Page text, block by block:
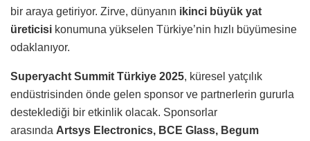
bir araya getiriyor. Zirve, dünyanın ikinci büyük yat
üreticisi konumuna yükselen Türkiye’nin hızlı büyümesine
odaklanıyor.
Superyacht Summit Türkiye 2025, küresel yatçılık
endüstrisinden önde gelen sponsor ve partnerlerin gururla
desteklediği bir etkinlik olacak. Sponsorlar
arasında Artsys Electronics, BCE Glass, Begum